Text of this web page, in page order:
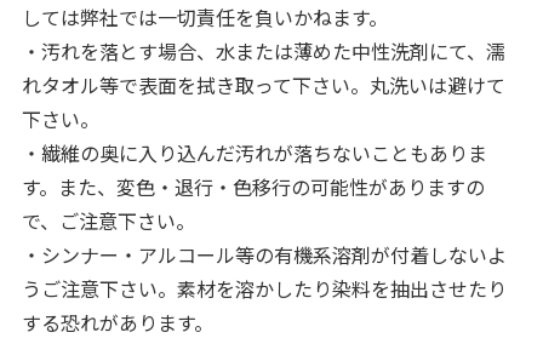
しては弊社では一切責任を負いかねます。
・汚れを落とす場合、水または薄めた中性洗剤にて、濡
れタオル等で表面を拭き取って下さい。丸洗いは避けて
下さい。
・繊維の奥に入り込んだ汚れが落ちないこともありま
す。また、変色・退行・色移行の可能性がありますの
で、ご注意下さい。
・シンナー・アルコール等の有機系溶剤が付着しないよ
うご注意下さい。素材を溶かしたり染料を抽出させたり
する恐れがあります。